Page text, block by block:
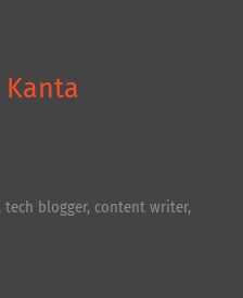
blogger, content writer,